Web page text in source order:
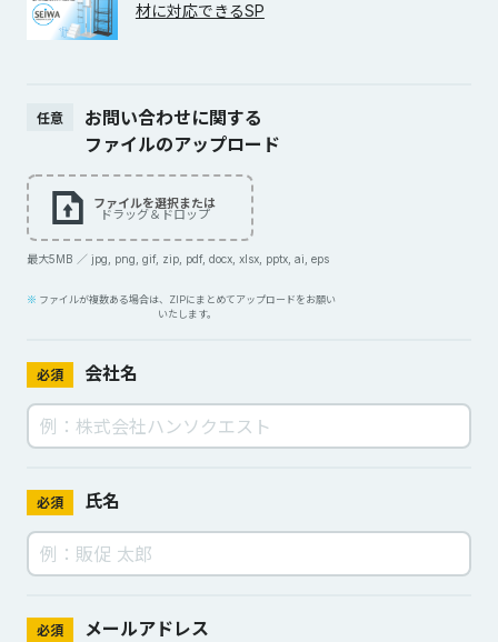
材に対応できるSP
任意
お問い合わせに関する
ファイルのアップロード
ファイルを選択または
ドラッグ＆ドロップ
最大5MB ／ jpg, png, gif, zip, pdf, docx, xlsx, pptx, ai, eps
ファイルが複数ある場合は、ZIPにまとめてアップロードをお願い
いたします。
必須 会社名
必須 氏名
必須 メールアドレス